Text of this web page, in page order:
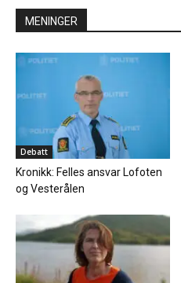
MENINGER
Debatt
Kronikk: Felles ansvar Lofoten
og Vesterålen